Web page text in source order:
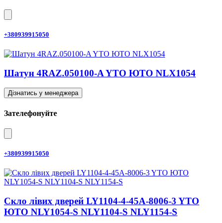
+380939915050
Шатун 4RAZ.050100-A YTO ЮТО NLX1054
Дізнатись у менеджера
Зателефонуйте
+380939915050
Скло лівих дверей LY1104-4-45A-8006-3 YTO
ЮТО NLY1054-S NLY1104-S NLY1154-S